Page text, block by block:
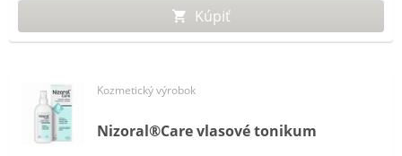
Kúpiť
Kozmetický výrobok
Nizoral®Care vlasové tonikum